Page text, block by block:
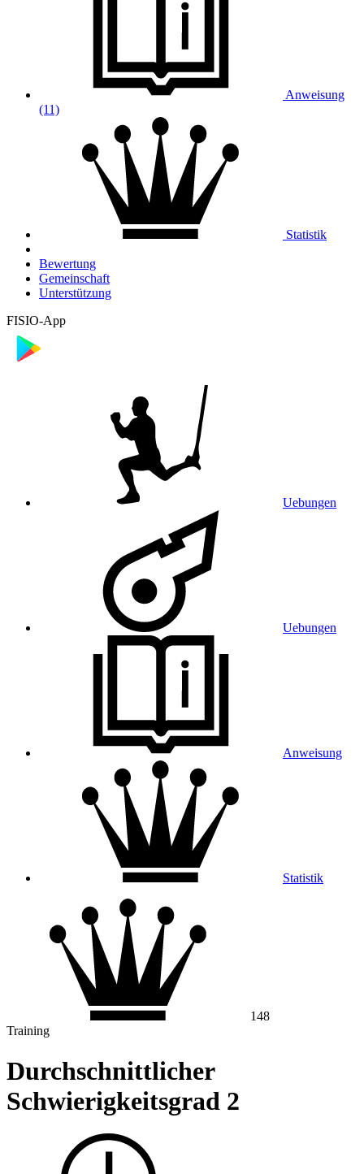
Anweisung
(11)
Statistik
Bewertung
Gemeinschaft
Unterstützung
FISIO-App
Uebungen
Uebungen
Anweisung
Statistik
148
Training
Durchschnittlicher
Schwierigkeitsgrad 2